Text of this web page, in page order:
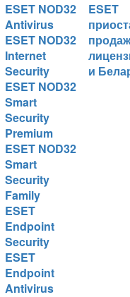
ESET NOD32
Antivirus
ESET NOD32
Internet
Security
ESET NOD32
Smart
Security
Premium
ESET NOD32
Smart
Security
Family
ESET
Endpoint
Security
ESET
Endpoint
Antivirus
ESET
и